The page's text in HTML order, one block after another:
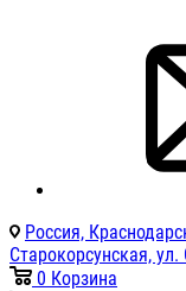
Россия,
Старокорсунская,
0 Корзина